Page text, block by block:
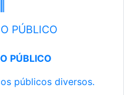
PÚBLICO
PÚBLICO
públicos diversos.